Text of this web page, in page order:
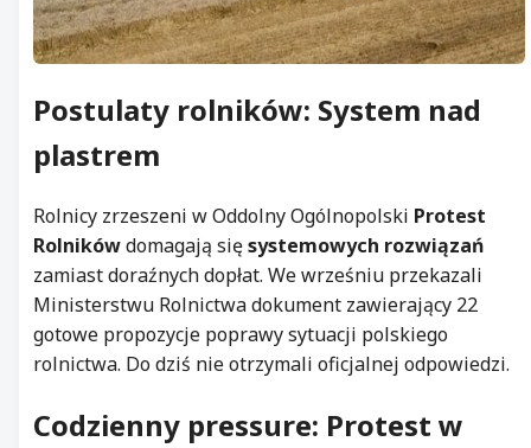
Postulaty rolników: System nad
plastrem
Rolnicy zrzeszeni w Oddolny Ogólnopolski Protest
Rolnikówdomagają sięsystemowych rozwiązań
zamiast doraźnych dopłat. We wrześniu przekazali
Ministerstwu Rolnictwa dokument zawierający 22
gotowe propozycje poprawy sytuacji polskiego
rolnictwa. Do dziś nie otrzymali oficjalnej odpowiedzi.
Codzienny pressure: Protest w